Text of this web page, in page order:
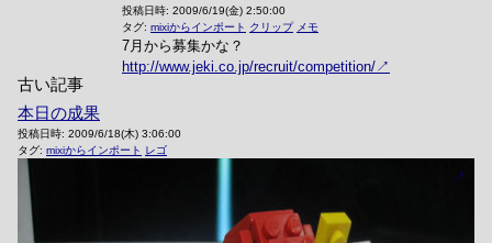
投稿日時: 2009/6/19(金) 2:50:00
タグ: mixiからインポート クリップ メモ
7月から募集かな？
http://www.jeki.co.jp/recruit/competition/
古い記事
本日の成果
投稿日時: 2009/6/18(木) 3:06:00
タグ: mixiからインポート レゴ